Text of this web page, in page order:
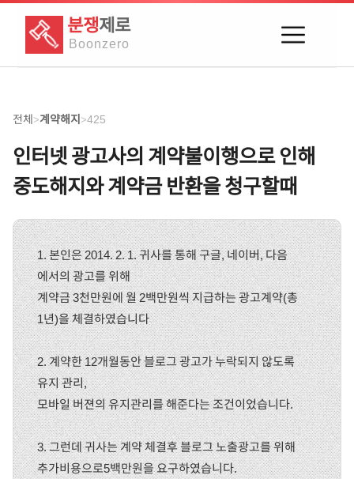
분쟁제로
Boonzero
전체>계약해지>425
인터넷 광고사의 계약불이행으로 인해
중도해지와 계약금 반환을 청구할때
1. 본인은 2014. 2. 1. 귀사를 통해 구글, 네이버, 다음
에서의 광고를 위해
계약금 3천만원에 월 2백만원씩 지급하는 광고계약(총
1년)을 체결하였습니다
2. 계약한 12개월동안 블로그 광고가 누락되지 않도록
유지 관리,
모바일 버젼의 유지관리를 해준다는 조건이었습니다.
3. 그런데 귀사는 계약 체결후 블로그 노출광고를 위해
추가비용으로5백만원을 요구하였습니다.